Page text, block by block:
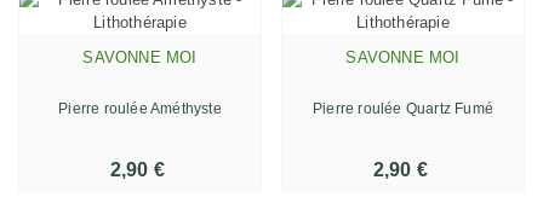
SAVONNE MOI
Pierre roulée Améthyste
2,90 €
SAVONNE MOI
Pierre roulée Quartz Fumé
2,90 €